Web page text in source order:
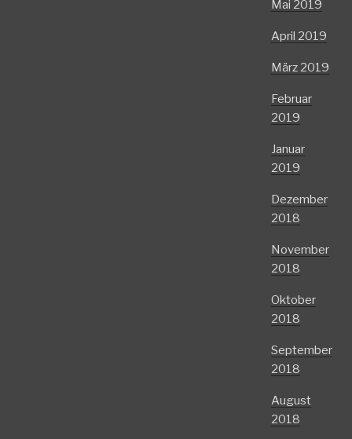
Mai 2019
April 2019
März 2019
Februar
2019
Januar
2019
Dezember
2018
November
2018
Oktober
2018
September
2018
August
2018